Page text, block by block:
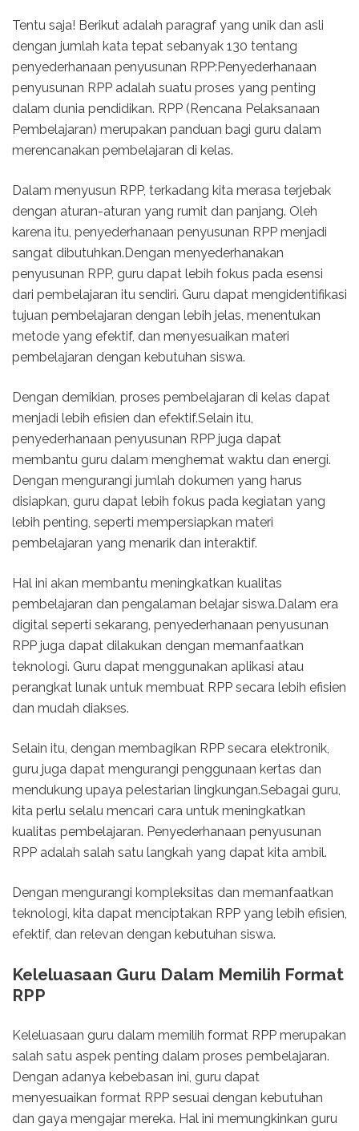
Tentu saja! Berikut adalah paragraf yang unik dan asli
dengan jumlah kata tepat sebanyak 130 tentang
penyederhanaan penyusunan RPP:Penyederhanaan
penyusunan RPP adalah suatu proses yang penting
dalam dunia pendidikan. RPP (Rencana Pelaksanaan
Pembelajaran) merupakan panduan bagi guru dalam
merencanakan pembelajaran di kelas.
Dalam menyusun RPP, terkadang kita merasa terjebak
dengan aturan-aturan yang rumit dan panjang. Oleh
karena itu, penyederhanaan penyusunan RPP menjadi
sangat dibutuhkan.Dengan menyederhanakan
penyusunan RPP, guru dapat lebih fokus pada esensi
dari pembelajaran itu sendiri. Guru dapat mengidentifikasi
tujuan pembelajaran dengan lebih jelas, menentukan
metode yang efektif, dan menyesuaikan materi
pembelajaran dengan kebutuhan siswa.
Dengan demikian, proses pembelajaran di kelas dapat
menjadi lebih efisien dan efektif.Selain itu,
penyederhanaan penyusunan RPP juga dapat
membantu guru dalam menghemat waktu dan energi.
Dengan mengurangi jumlah dokumen yang harus
disiapkan, guru dapat lebih fokus pada kegiatan yang
lebih penting, seperti mempersiapkan materi
pembelajaran yang menarik dan interaktif.
Hal ini akan membantu meningkatkan kualitas
pembelajaran dan pengalaman belajar siswa.Dalam era
digital seperti sekarang, penyederhanaan penyusunan
RPP juga dapat dilakukan dengan memanfaatkan
teknologi. Guru dapat menggunakan aplikasi atau
perangkat lunak untuk membuat RPP secara lebih efisien
dan mudah diakses.
Selain itu, dengan membagikan RPP secara elektronik,
guru juga dapat mengurangi penggunaan kertas dan
mendukung upaya pelestarian lingkungan.Sebagai guru,
kita perlu selalu mencari cara untuk meningkatkan
kualitas pembelajaran. Penyederhanaan penyusunan
RPP adalah salah satu langkah yang dapat kita ambil.
Dengan mengurangi kompleksitas dan memanfaatkan
teknologi, kita dapat menciptakan RPP yang lebih efisien,
efektif, dan relevan dengan kebutuhan siswa.
Keleluasaan Guru Dalam Memilih Format
RPP
Keleluasaan guru dalam memilih format RPP merupakan
salah satu aspek penting dalam proses pembelajaran.
Dengan adanya kebebasan ini, guru dapat
menyesuaikan format RPP sesuai dengan kebutuhan
dan gaya mengajar mereka. Hal ini memungkinkan guru